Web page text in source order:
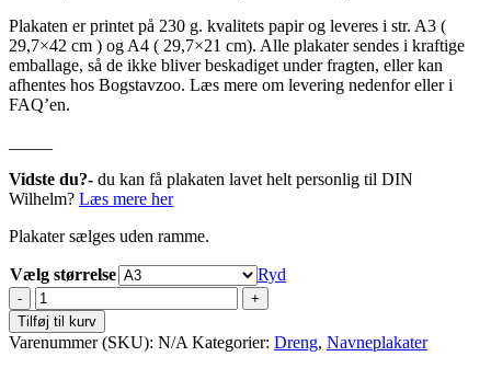
Plakaten er printet på 230 g. kvalitets papir og leveres i str. A3 (
29,7×42 cm ) og A4 ( 29,7×21 cm). Alle plakater sendes i kraftige
emballage, så de ikke bliver beskadiget under fragten, eller kan
afhentes hos Bogstavzoo. Læs mere om levering nedenfor eller i
FAQ’en.
Vidste du?- du kan få plakaten lavet helt personlig til DIN
Wilhelm? Læs mere her
Plakater sælges uden ramme.
Vælg størrelse
Ryd
Wilhelm
antal
Tilføj til kurv
Varenummer (SKU): N/A Kategorier: Dreng, Navneplakater